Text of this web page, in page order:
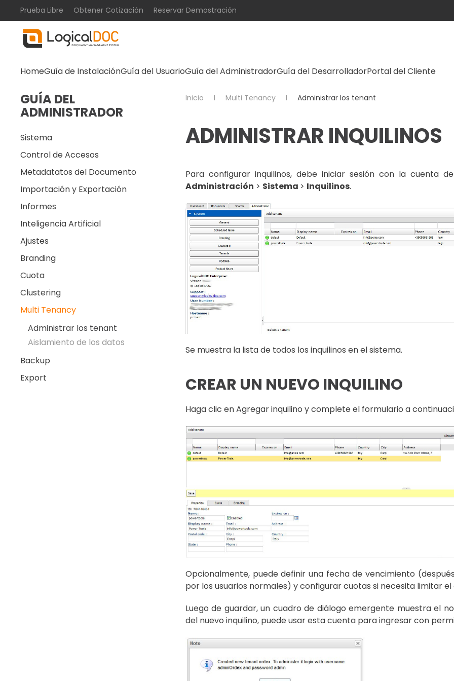
Skip to main content
Prueba Libre Obtener Cotización Reservar Demostración
HomeGuía de InstalaciónGuía del UsuarioGuía del AdministradorGuía del DesarrolladorPortal del Cliente
Inicio Multi Tenancy Administrar los tenant
ADMINISTRAR INQUILINOS
Para configurar inquilinos, debe iniciar sesión con la cuenta
Administración > Sistema > Inquilinos.
Se muestra la lista de todos los inquilinos en el sistema.
CREAR UN NUEVO INQUILINO
Haga clic en Agregar inquilino y complete el formulario a
Opcionalmente, puede definir una fecha de vencimiento
por los usuarios normales) y configurar cuotas si necesita limitar
Luego de guardar, un cuadro de diálogo emergente muestra el
del nuevo inquilino, puede usar esta cuenta para ingresar con
GUÍA DEL
ADMINISTRADOR
Sistema
Control de Accesos
Metadatatos del Documento
Importación y Exportación
Informes
Inteligencia Artificial
Ajustes
Branding
Cuota
Clustering
Multi Tenancy
Administrar los tenant
Aislamiento de los datos
Backup
Export